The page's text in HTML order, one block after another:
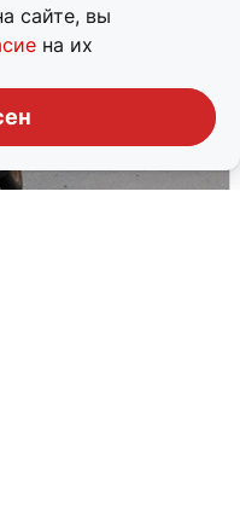
сайте, вы
на их